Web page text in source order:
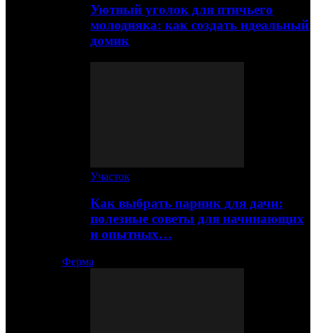
Уютный уголок для птичьего
молодняка: как создать идеальный
домик
Участок
Как выбрать парник для дачи:
полезные советы для начинающих
и опытных…
Ферма